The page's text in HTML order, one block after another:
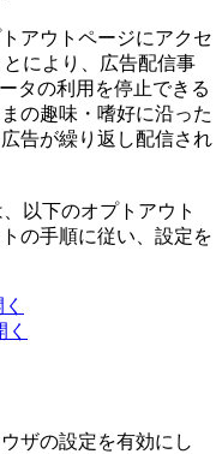
アウトページにアクセ
により、広告配信事
タの利用を停止できる
の趣味・嗜好に沿った
告が繰り返し配信され
以下のオプトアウト
の手順に従い、設定を
ザの設定を有効にし